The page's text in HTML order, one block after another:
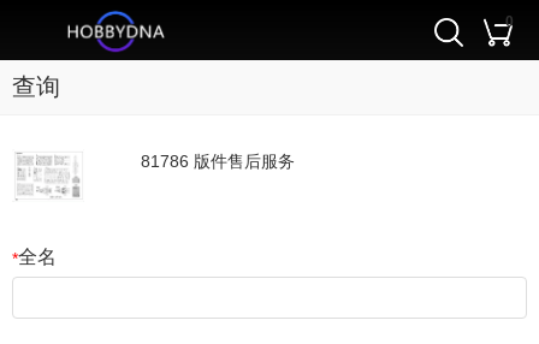
0
查询
81786 版件售后服务
*全名